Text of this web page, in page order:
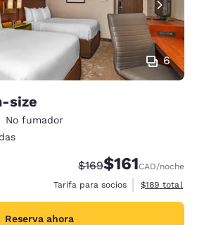
6
size
No fumador
Tarifa tachada:
$169Tarifa reducida:
$161CAD/noche
Tarifa para socios
Ver detalles
$189 total
Reserva ahora